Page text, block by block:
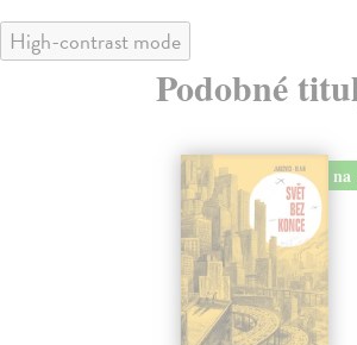
High-contrast mode
Podobné
na